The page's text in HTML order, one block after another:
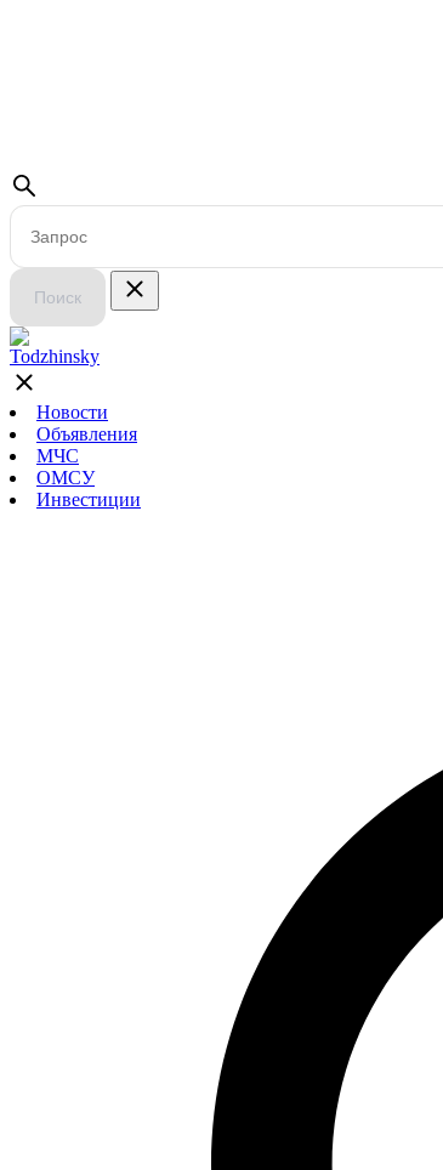
Поиск
Новости
Объявления
МЧС
ОМСУ
Инвестиции